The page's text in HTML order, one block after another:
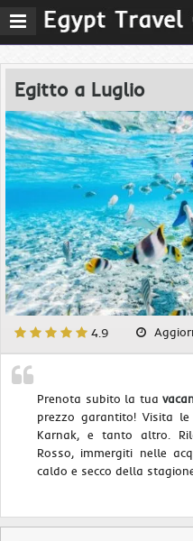
Menu
Egitto a Luglio
4.9
Prenota subito la tua
prezzo garantito! Visita
Karnak, e tanto altro.
Rosso, immergiti nelle
caldo e secco della